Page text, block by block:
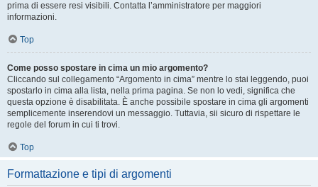
prima di essere resi visibili. Contatta l’amministratore per maggiori
informazioni.
Top
Come posso spostare in cima un mio argomento?
Cliccando sul collegamento “Argomento in cima” mentre lo stai leggendo, puoi
spostarlo in cima alla lista, nella prima pagina. Se non lo vedi, significa che
questa opzione è disabilitata. È anche possibile spostare in cima gli argomenti
semplicemente inserendovi un messaggio. Tuttavia, sii sicuro di rispettare le
regole del forum in cui ti trovi.
Top
Formattazione e tipi di argomenti